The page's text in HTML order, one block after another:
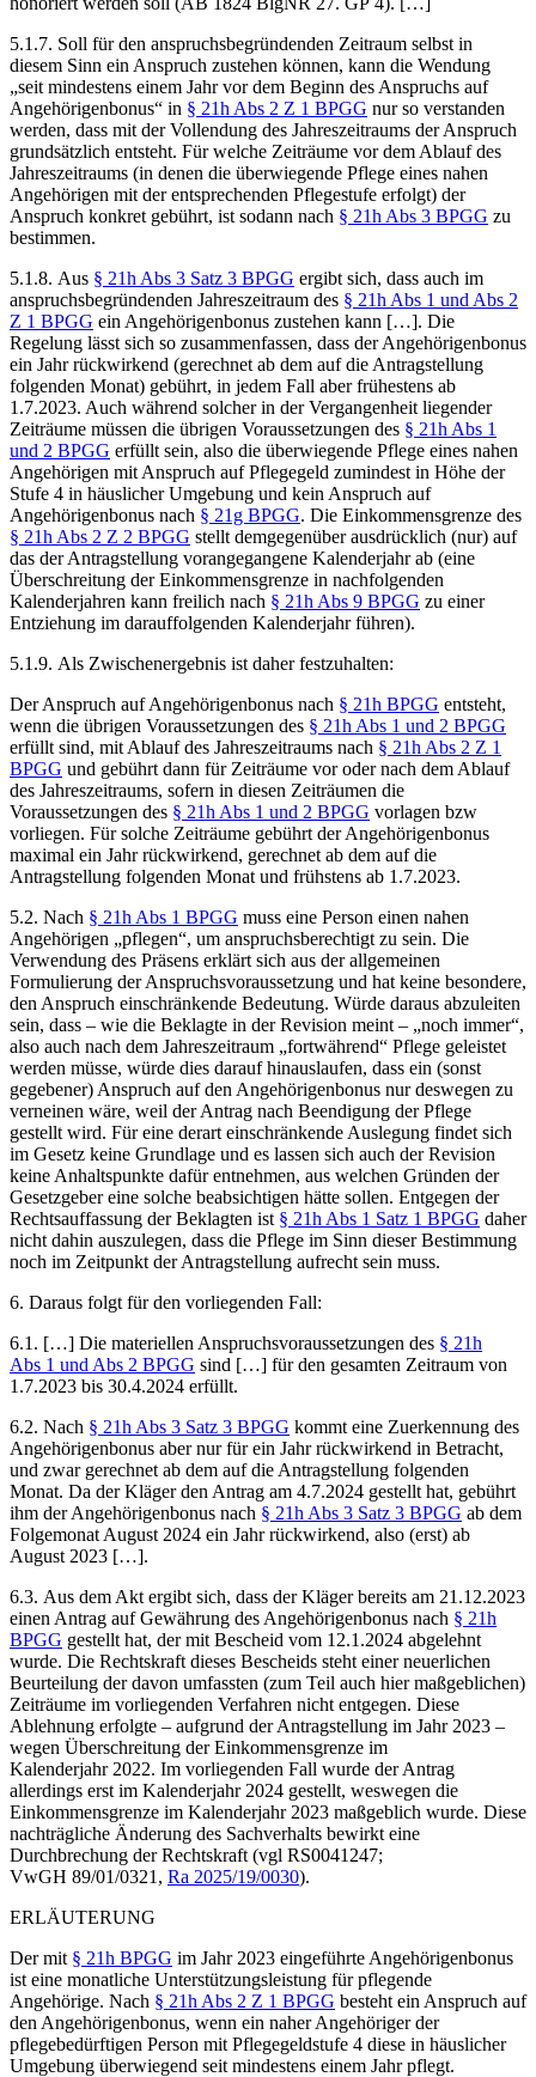
5.1.7. Soll für den anspruchsbegründenden Zeitraum selbst in
diesem Sinn ein Anspruch zustehen können, kann die Wendung
„seit mindestens einem Jahr vor dem Beginn des Anspruchs auf
Angehörigenbonus“ in § 21h Abs 2 Z 1 BPGG nur so verstanden
werden, dass mit der Vollendung des Jahreszeitraums der Anspruch
grundsätzlich entsteht. Für welche Zeiträume vor dem Ablauf des
Jahreszeitraums (in denen die überwiegende Pflege eines nahen
Angehörigen mit der entsprechenden Pflegestufe erfolgt) der
Anspruch konkret gebührt, ist sodann nach § 21h Abs 3 BPGG zu
bestimmen.
5.1.8. Aus § 21h Abs 3 Satz 3 BPGG ergibt sich, dass auch im
anspruchsbegründenden Jahreszeitraum des § 21h Abs 1 und Abs 2
Z 1 BPGG ein Angehörigenbonus zustehen kann […]. Die
Regelung lässt sich so zusammenfassen, dass der Angehörigenbonus
ein Jahr rückwirkend (gerechnet ab dem auf die Antragstellung
folgenden Monat) gebührt, in jedem Fall aber frühestens ab
1.7.2023. Auch während solcher in der Vergangenheit liegender
Zeiträume müssen die übrigen Voraussetzungen des § 21h Abs 1
und 2 BPGG erfüllt sein, also die überwiegende Pflege eines nahen
Angehörigen mit Anspruch auf Pflegegeld zumindest in Höhe der
Stufe 4 in häuslicher Umgebung und kein Anspruch auf
Angehörigenbonus nach § 21g BPGG. Die Einkommensgrenze des
§ 21h Abs 2 Z 2 BPGG stellt demgegenüber ausdrücklich (nur) auf
das der Antragstellung vorangegangene Kalenderjahr ab (eine
Überschreitung der Einkommensgrenze in nachfolgenden
Kalenderjahren kann freilich nach § 21h Abs 9 BPGG zu einer
Entziehung im darauffolgenden Kalenderjahr führen).
5.1.9. Als Zwischenergebnis ist daher festzuhalten:
Der Anspruch auf Angehörigenbonus nach § 21h BPGG entsteht,
wenn die übrigen Voraussetzungen des § 21h Abs 1 und 2 BPGG
erfüllt sind, mit Ablauf des Jahreszeitraums nach § 21h Abs 2 Z 1
BPGG und gebührt dann für Zeiträume vor oder nach dem Ablauf
des Jahreszeitraums, sofern in diesen Zeiträumen die
Voraussetzungen des § 21h Abs 1 und 2 BPGG vorlagen bzw
vorliegen. Für solche Zeiträume gebührt der Angehörigenbonus
maximal ein Jahr rückwirkend, gerechnet ab dem auf die
Antragstellung folgenden Monat und frühstens ab 1.7.2023.
5.2. Nach § 21h Abs 1 BPGG muss eine Person einen nahen
Angehörigen „pflegen“, um anspruchsberechtigt zu sein. Die
Verwendung des Präsens erklärt sich aus der allgemeinen
Formulierung der Anspruchsvoraussetzung und hat keine besondere,
den Anspruch einschränkende Bedeutung. Würde daraus abzuleiten
sein, dass – wie die Beklagte in der Revision meint – „noch immer“,
also auch nach dem Jahreszeitraum „fortwährend“ Pflege geleistet
werden müsse, würde dies darauf hinauslaufen, dass ein (sonst
gegebener) Anspruch auf den Angehörigenbonus nur deswegen zu
verneinen wäre, weil der Antrag nach Beendigung der Pflege
gestellt wird. Für eine derart einschränkende Auslegung findet sich
im Gesetz keine Grundlage und es lassen sich auch der Revision
keine Anhaltspunkte dafür entnehmen, aus welchen Gründen der
Gesetzgeber eine solche beabsichtigen hätte sollen. Entgegen der
Rechtsauffassung der Beklagten ist § 21h Abs 1 Satz 1 BPGG daher
nicht dahin auszulegen, dass die Pflege im Sinn dieser Bestimmung
noch im Zeitpunkt der Antragstellung aufrecht sein muss.
6. Daraus folgt für den vorliegenden Fall:
6.1. […] Die materiellen Anspruchsvoraussetzungen des § 21h
Abs 1 und Abs 2 BPGG sind […] für den gesamten Zeitraum von
1.7.2023 bis 30.4.2024 erfüllt.
6.2. Nach § 21h Abs 3 Satz 3 BPGG kommt eine Zuerkennung des
Angehörigenbonus aber nur für ein Jahr rückwirkend in Betracht,
und zwar gerechnet ab dem auf die Antragstellung folgenden
Monat. Da der Kläger den Antrag am 4.7.2024 gestellt hat, gebührt
ihm der Angehörigenbonus nach § 21h Abs 3 Satz 3 BPGG ab dem
Folgemonat August 2024 ein Jahr rückwirkend, also (erst) ab
August 2023 […].
6.3. Aus dem Akt ergibt sich, dass der Kläger bereits am 21.12.2023
einen Antrag auf Gewährung des Angehörigenbonus nach § 21h
BPGG gestellt hat, der mit Bescheid vom 12.1.2024 abgelehnt
wurde. Die Rechtskraft dieses Bescheids steht einer neuerlichen
Beurteilung der davon umfassten (zum Teil auch hier maßgeblichen)
Zeiträume im vorliegenden Verfahren nicht entgegen. Diese
Ablehnung erfolgte – aufgrund der Antragstellung im Jahr 2023 –
wegen Überschreitung der Einkommensgrenze im
Kalenderjahr 2022. Im vorliegenden Fall wurde der Antrag
allerdings erst im Kalenderjahr 2024 gestellt, weswegen die
Einkommensgrenze im Kalenderjahr 2023 maßgeblich wurde. Diese
nachträgliche Änderung des Sachverhalts bewirkt eine
Durchbrechung der Rechtskraft (vgl RS0041247;
VwGH 89/01/0321, Ra 2025/19/0030).
ERLÄUTERUNG
Der mit § 21h BPGG im Jahr 2023 eingeführte Angehörigenbonus
ist eine monatliche Unterstützungsleistung für pflegende
Angehörige. Nach § 21h Abs 2 Z 1 BPGG besteht ein Anspruch auf
den Angehörigenbonus, wenn ein naher Angehöriger der
pflegebedürftigen Person mit Pflegegeldstufe 4 diese in häuslicher
Umgebung überwiegend seit mindestens einem Jahr pflegt.